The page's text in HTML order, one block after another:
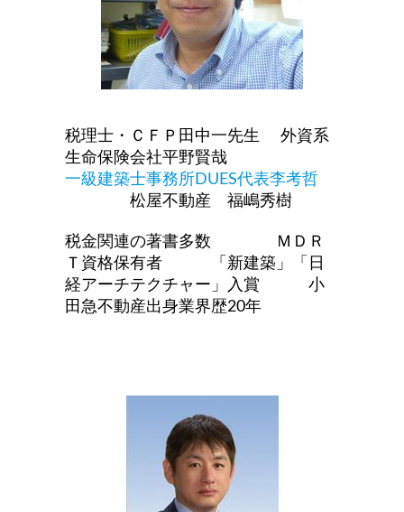
税理士・ＣＦＰ田中一先生
外資系
生命保険会社平野賢哉
一級建築士事務所DUES代表李考哲
松屋不動産 福嶋秀樹
税金関連の著書多数 ＭＤＲ
Ｔ資格保有者 「新建築」「日
経アーチテクチャー」入賞 小
田急不動産出身業界歴20年